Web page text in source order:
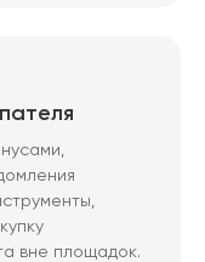
вне площадок.